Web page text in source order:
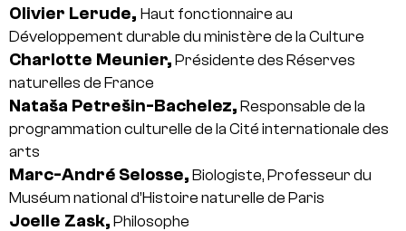
Olivier Lerude, Haut fonctionnaire au
Développement durable du ministère de la Culture
Charlotte Meunier, Présidente des Réserves
naturelles de France
Nataša Petrešin-Bachelez, Responsable de la
programmation culturelle de la Cité internationale des
arts
Marc-André Selosse, Biologiste, Professeur du
Muséum national d’Histoire naturelle de Paris
Joelle Zask, Philosophe